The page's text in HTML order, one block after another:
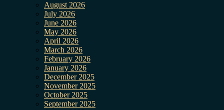
August 2026
July 2026
June 2026
May 2026
April 2026
March 2026
February 2026
January 2026
December 2025
November 2025
October 2025
September 2025